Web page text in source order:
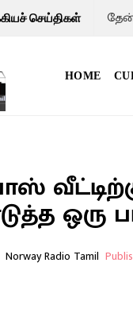
செய்திகள்
HOME
ஒரு
Norway Radio Tamil